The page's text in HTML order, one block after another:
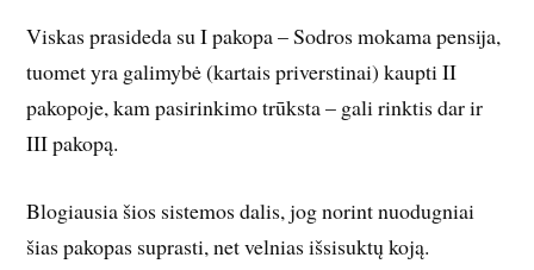
Viskas prasideda su I pakopa – Sodros mokama pensija,
tuomet yra galimybė (kartais priverstinai) kaupti II
pakopoje, kam pasirinkimo trūksta – gali rinktis dar ir
III pakopą.
Blogiausia šios sistemos dalis, jog norint nuodugniai
šias pakopas suprasti, net velnias išsisuktų koją.